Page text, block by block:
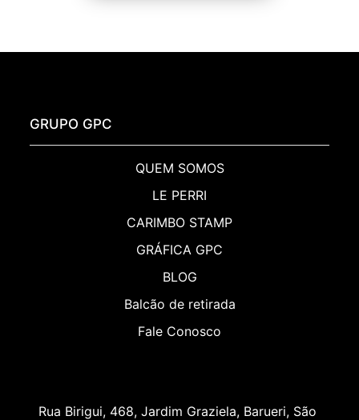
GRUPO GPC
QUEM SOMOS
LE PERRI
CARIMBO STAMP
GRÁFICA GPC
BLOG
Balcão de retirada
Fale Conosco
Rua Birigui, 468, Jardim Graziela, Barueri, São